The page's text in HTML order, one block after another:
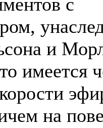
с
и
имеется
на